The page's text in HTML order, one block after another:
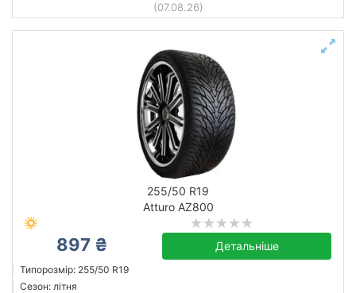
(07.08.26)
255/50 R19
Atturo AZ800
897 ₴ Детальніше
Типорозмір: 255/50 R19
Сезон: літня